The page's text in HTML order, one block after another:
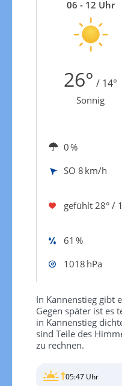
06 - 12 Uhr
26° / 14°
Sonnig
0 %
SO 8 km/h
gefühlt 28° /
61 %
1018 hPa
In Kannenstieg gibt
Gegen später ist es
in Kannenstieg
sind Teile des
zu rechnen.
05:47 Uhr